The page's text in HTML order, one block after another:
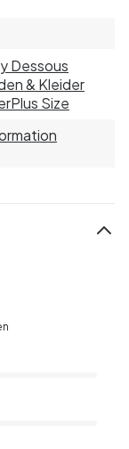
Dessous
& Kleider
Plus Size